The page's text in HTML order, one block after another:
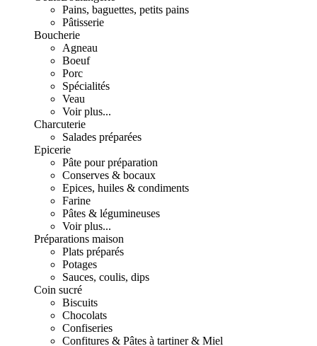
Pains, baguettes, petits pains
Pâtisserie
Boucherie
Agneau
Boeuf
Porc
Spécialités
Veau
Voir plus...
Charcuterie
Salades préparées
Epicerie
Pâte pour préparation
Conserves & bocaux
Epices, huiles & condiments
Farine
Pâtes & légumineuses
Voir plus...
Préparations maison
Plats préparés
Potages
Sauces, coulis, dips
Coin sucré
Biscuits
Chocolats
Confiseries
Confitures & Pâtes à tartiner & Miel